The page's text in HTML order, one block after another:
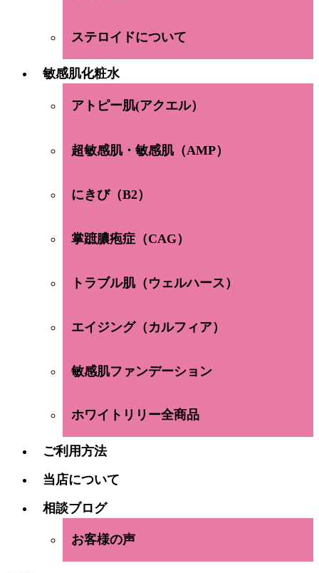
ステロイドについて
敏感肌化粧水
アトピー肌(アクエル）
超敏感肌・敏感肌（AMP）
にきび（B2）
掌蹠膿疱症（CAG）
トラブル肌（ウェルハース）
エイジング（カルフィア）
敏感肌ファンデーション
ホワイトリリー全商品
ご利用方法
当店について
相談ブログ
お客様の声